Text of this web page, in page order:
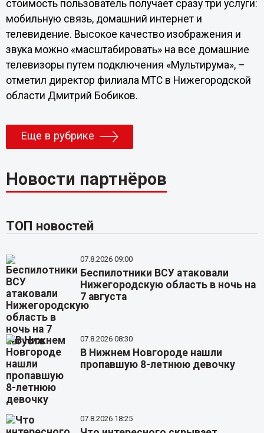
стоимость пользователь получает сразу три услуги:
мобильную связь, домашний интернет и
телевидение. Высокое качество изображения и
звука можно «масштабировать» на все домашние
телевизоры путем подключения «Мультирума», –
отметил директор филиала МТС в Нижегородской
области Дмитрий Бобиков.
Еще в рубрике
Новости партнёров
ТОП новостей
07.8.2026 09:00
Беспилотники ВСУ атаковали
Нижегородскую область в ночь на
7 августа
07.8.2026 08:30
В Нижнем Новгороде нашли
пропавшую 8-летнюю девочку
07.8.2026 18:25